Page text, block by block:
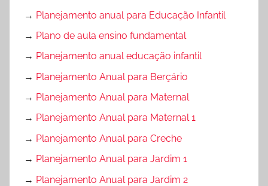
→ Planejamento anual para Educação Infantil
→ Plano de aula ensino fundamental
→ Planejamento anual educação infantil
→ Planejamento Anual para Berçário
→ Planejamento Anual para Maternal
→ Planejamento Anual para Maternal 1
→ Planejamento Anual para Creche
→ Planejamento Anual para Jardim 1
→ Planejamento Anual para Jardim 2